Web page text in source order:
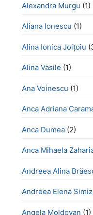
Alexandra Murgu (1)
Aliana Ionescu (1)
Alina Ionica Joițoiu
Alina Vasile (1)
Ana Voinescu (1)
Anca Adriana
Anca Dumea (2)
Anca Mihaela
Andreea Alina
Andreea Elena Simiz
Angela Moldovan (1)